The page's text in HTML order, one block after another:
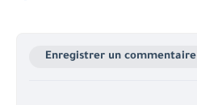
Enregistrer un commentaire